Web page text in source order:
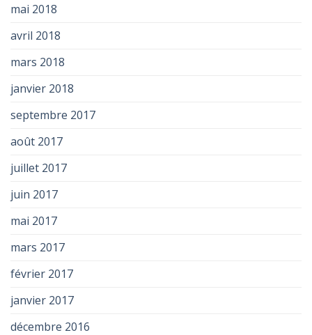
mai 2018
avril 2018
mars 2018
janvier 2018
septembre 2017
août 2017
juillet 2017
juin 2017
mai 2017
mars 2017
février 2017
janvier 2017
décembre 2016